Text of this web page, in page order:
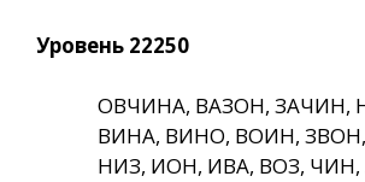
Уровень 22250
ОВЧИНА, ВАЗОН, ЗАЧИН,
ВИНА, ВИНО, ВОИН,
НИЗ, ИОН, ИВА, ВОЗ, ЧИН,